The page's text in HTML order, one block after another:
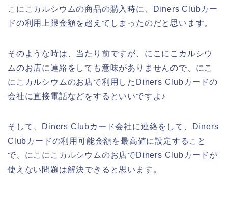
こにこカルシウムの商品の購入時に、Diners Clubカー
ドの利用上限金額を超えてしまったのだと思います。
そのような時は、当たり前ですが、にこにこカルシウ
ムのお店に連絡をしても意味がありませんので、にこ
にこカルシウムのお店で利用したDiners Clubカードの
会社に直接電話などをするといいですよ♪
そして、Diners Clubカード会社に連絡をして、Diners
Clubカードの利用可能金額を最高値に設定すること
で、にこにこカルシウムのお店でDiners Clubカードが
使えない問題は解決できると思います。